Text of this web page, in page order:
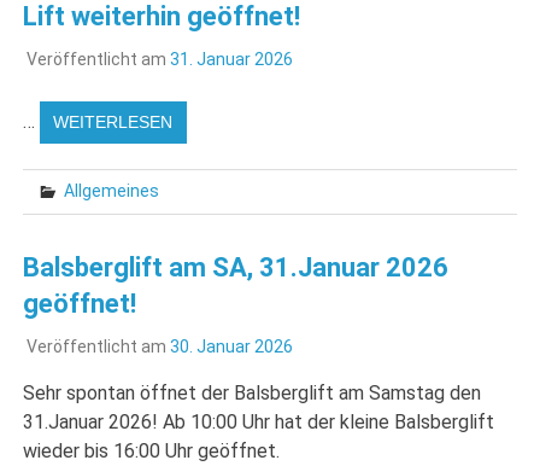
Lift weiterhin geöffnet!
Veröffentlicht am 31. Januar 2026
… WEITERLESEN
Allgemeines
Balsberglift am SA, 31.Januar 2026
geöffnet!
Veröffentlicht am 30. Januar 2026
Sehr spontan öffnet der Balsberglift am Samstag den
31.Januar 2026! Ab 10:00 Uhr hat der kleine Balsberglift
wieder bis 16:00 Uhr geöffnet.